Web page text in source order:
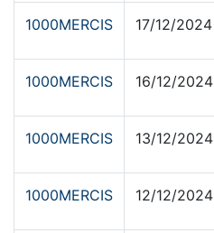
1000MERCIS 17/12/2024
1000MERCIS 16/12/2024
1000MERCIS 13/12/2024
1000MERCIS 12/12/2024